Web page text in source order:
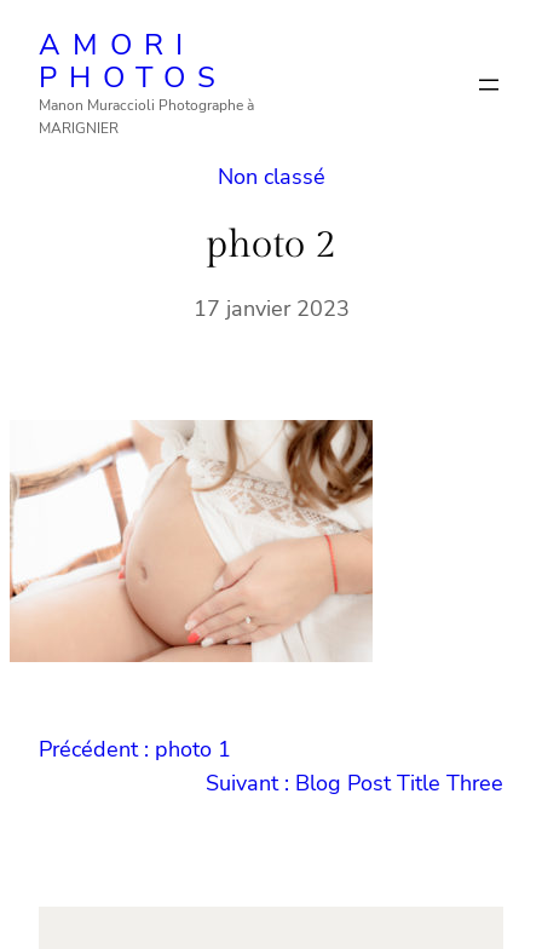
contenu
AMORI
PHOTOS
Manon Muraccioli Photographe à
MARIGNIER
Non classé
photo 2
17 janvier 2023
Précédent : photo 1
Suivant : Blog Post Title Three